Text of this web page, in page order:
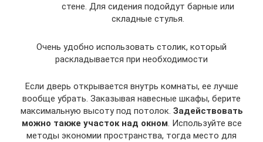
стене. Для сидения подойдут барные или
складные стулья.
Очень удобно использовать столик, который
раскладывается при необходимости
Если дверь открывается внутрь комнаты, ее лучше
вообще убрать. Заказывая навесные шкафы, берите
максимальную высоту под потолок. Задействовать
можно также участок над окном. Используйте все
методы экономии пространства, тогда место для